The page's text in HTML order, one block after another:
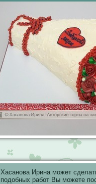
Хасанова Ирина может
подобных работ Вы можете